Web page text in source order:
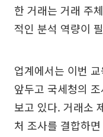
한 거래는 거래 주
적인 분석 역량이
업계에서는 이번
앞두고 국세청의
보고 있다. 거래소
처 조사를 결합하